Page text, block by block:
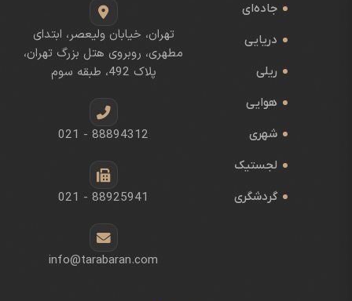
جاده‌ای
دریایی
ریلی
هوایی
شهری
لجستیک
گردشگری
تهران، خیابان ولیعصر، ابتدای
مطهری، روبروی هتل بزرگ تهران،
پلاک 492، طبقه سوم
021 - 88894312
021 - 88925941
info@tarabaran.com